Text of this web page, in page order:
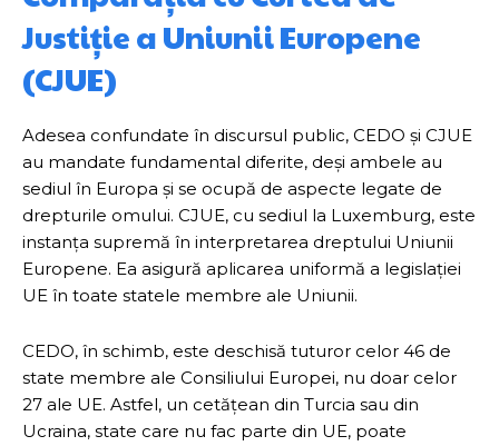
Justiție a Uniunii Europene
(CJUE)
Adesea confundate în discursul public, CEDO și CJUE
au mandate fundamental diferite, deși ambele au
sediul în Europa și se ocupă de aspecte legate de
drepturile omului. CJUE, cu sediul la Luxemburg, este
instanța supremă în interpretarea dreptului Uniunii
Europene. Ea asigură aplicarea uniformă a legislației
UE în toate statele membre ale Uniunii.
CEDO, în schimb, este deschisă tuturor celor 46 de
state membre ale Consiliului Europei, nu doar celor
27 ale UE. Astfel, un cetățean din Turcia sau din
Ucraina, state care nu fac parte din UE, poate